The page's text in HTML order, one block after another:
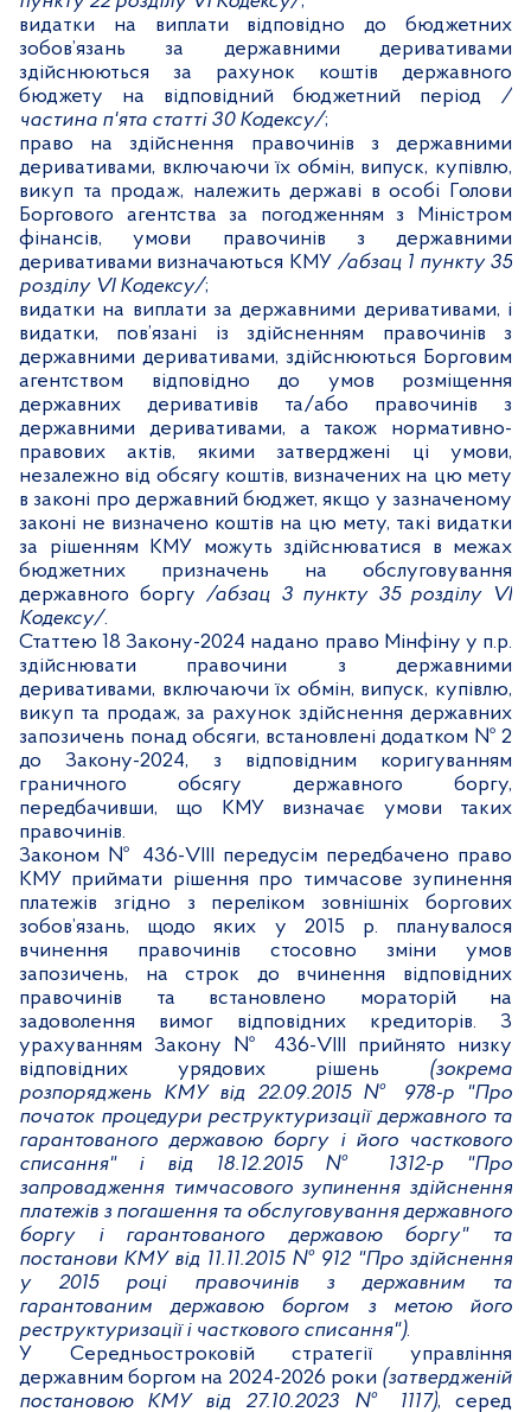
видатки на виплати відповідно до бюджетних
зобов’язань за державними деривативами
здійснюються за рахунок коштів державного
бюджету на відповідний бюджетний період /
частина п'ята статті 30 Кодексу/;
право на здійснення правочинів з державними
деривативами, включаючи їх обмін, випуск, купівлю,
викуп та продаж, належить державі в особі Голови
Боргового агентства за погодженням з Міністром
фінансів, умови правочинів з державними
деривативами визначаються КМУ /абзац 1 пункту 35
розділуVI Кодексу/;
видатки на виплати за державними деривативами, і
видатки, пов’язані із здійсненням правочинів з
державними деривативами, здійснюються Борговим
агентством відповідно до умов розміщення
державних деривативів та/або правочинів з
державними деривативами, а також нормативно-
правових актів, якими затверджені ці умови,
незалежно від обсягу коштів, визначених на цю мету
в законі про державний бюджет, якщо у зазначеному
законі не визначено коштів на цю мету, такі видатки
за рішенням КМУ можуть здійснюватися в межах
бюджетних призначень на обслуговування
державного боргу /абзац 3 пункту 35 розділуVI
Кодексу/.
Статтею 18 Закону-2024 надано право Мінфіну у п.р.
здійснювати правочини з державними
деривативами, включаючи їх обмін, випуск, купівлю,
викуп та продаж, за рахунок здійснення державних
запозичень понад обсяги, встановлені додатком № 2
до Закону-2024, з відповідним коригуванням
граничного обсягу державного боргу,
передбачивши, що КМУ визначає умови таких
правочинів.
Законом № 436-VIII передусім передбачено право
КМУ приймати рішення про тимчасове зупинення
платежів згідно з переліком зовнішніх боргових
зобов’язань, щодо яких у 2015 р. планувалося
вчинення правочинів стосовно зміни умов
запозичень, на строк до вчинення відповідних
правочинів та встановлено мораторій на
задоволення вимог відповідних кредиторів. З
урахуванням Закону № 436-VIII прийнято низку
відповідних урядових рішень (зокрема
розпоряджень КМУ від 22.09.2015 № 978-р "Про
початок процедури реструктуризації державного та
гарантованого державою боргу і його часткового
списання" і від 18.12.2015 № 1312-р "Про
запровадження тимчасового зупинення здійснення
платежів з погашення та обслуговування державного
боргу і гарантованого державою боргу" та
постанови КМУ від 11.11.2015 № 912 "Про здійснення
у 2015 році правочинів з державним та
гарантованим державою боргом з метою його
реструктуризації і часткового списання").
У Середньостроковій стратегії управління
державним боргом на 2024-2026 роки (затвердженій
постановою КМУ від 27.10.2023 №
1117), серед